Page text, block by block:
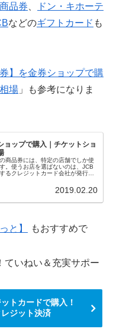
品券
ドン・キホーテ
などのギフトカード も
券】を金券ショップで購
場 」も参考になりま
ョップで購入｜チケットショ
商品券には、特定の店舗でしか使
。使うお店を選ばないのは、JCB
るクレジットカード会社が発行す
回は、金券ショップでも購入しや
る便利な商品券をはじめ、商品券
2019.02.20
と】
もおすすめで
ていねい＆充実サポー
トカードで購入！
ジット決済